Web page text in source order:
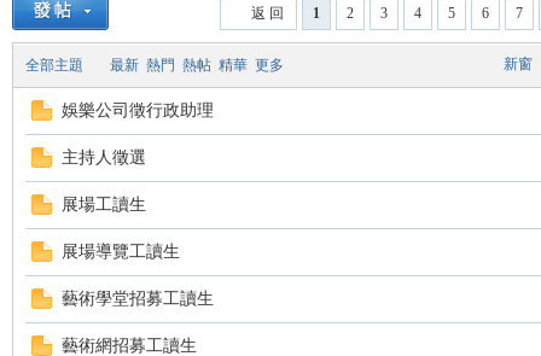
» › 1 2 3 4 5 6 7
返 回
新窗
全部主題 最新 熱門 熱帖 精華 更多
娛樂公司徵行政助理
主持人徵選
展場工讀生
展場導覽工讀生
藝術學堂招募工讀生
藝術網招募工讀生